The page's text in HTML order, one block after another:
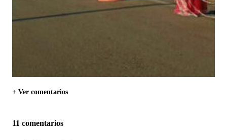
+ Ver comentarios
11 comentarios